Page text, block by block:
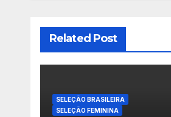
Related Post
SELEÇÃO BRASILEIRA
SELEÇÃO FEMININA